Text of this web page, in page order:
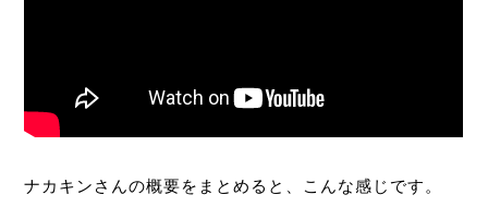
ナカキンさんの概要をまとめると、こんな感じです。